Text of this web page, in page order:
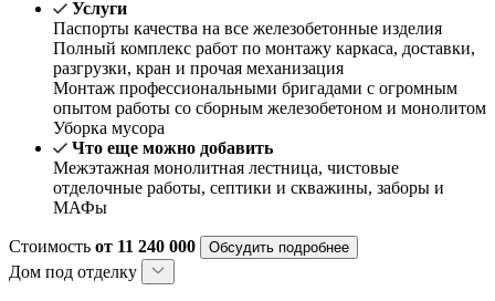
Услуги
Паспорты качества на все железобетонные изделия
Полный комплекс работ по монтажу каркаса, доставки,
разгрузки, кран и прочая механизация
Монтаж профессиональными бригадами с огромным
опытом работы со сборным железобетоном и монолитом
Уборка мусора
Что еще можно добавить
Межэтажная монолитная лестница, чистовые
отделочные работы, септики и скважины, заборы и
МАФы
Стоимость от 11 240 000 Обсудить подробнее
Дом под отделку